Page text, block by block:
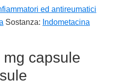
ed antireumatici
Sostanza: Indometacina
capsule